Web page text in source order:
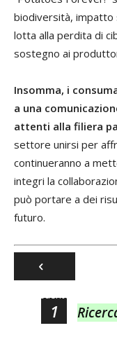
biodiversità, impatto
lotta alla perdita di
sostegno ai
Insomma, i
a una
attenti alla filiera
settore unirsi per
continueranno a
integri la
può portare a dei
futuro.
1